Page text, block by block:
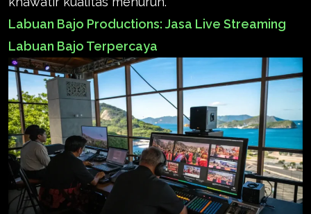
Labuan Bajo Productions: Jasa Live Streaming
Labuan Bajo Terpercaya